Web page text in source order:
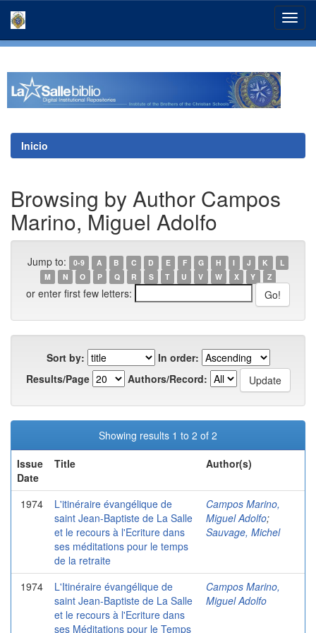
Inicio
Browsing by Author Campos
Marino, Miguel Adolfo
Jump to: 0-9 A B C D E F G H I J K
L
M
N O P Q R S T U V W X Y Z
or enter first few letters:
Sort by:
In order:
Results/Page
Authors/Record:
Showing results 1 to 2 of 2
Issue
Date
Title Author(s)
1974
L'itinéraire évangélique de
saint Jean-Baptiste de La Salle
et le recours à l'Ecriture dans
ses méditations pour le temps
de la retraite
Campos Marino,
Miguel Adolfo;
Sauvage, Michel
1974
L'Itinéraire évangélique de
saint Jean-Baptiste de La Salle
et le recours à l'Ecriture dans
ses Méditations pour le Temps
Campos Marino,
Miguel Adolfo